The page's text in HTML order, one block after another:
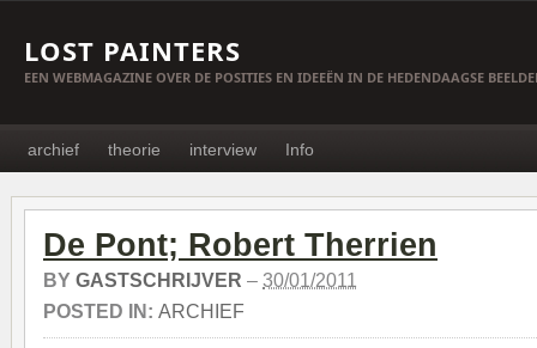
LOST PAINTERS
EEN WEBMAGAZINE OVER DE POSITIES EN IDEEËN IN DE HEDENDAAGSE
archief theorie interview Info
De Pont; Robert Therrien
BY GASTSCHRIJVER – 30/01/2011
POSTED IN: ARCHIEF